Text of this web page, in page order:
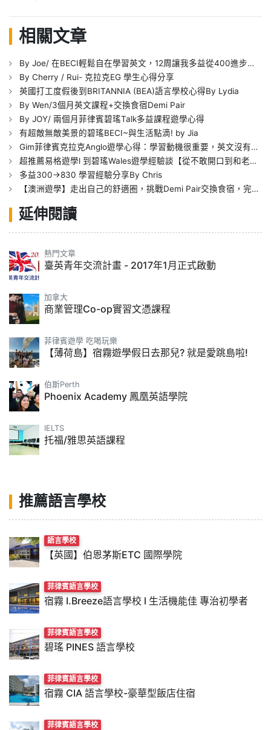
相關文章
By Joe/ 在BECI輕鬆自在學習英文，12周讓我多益從400進步到800
By Cherry / Rui- 克拉克EG 學生心得分享
英國打工度假後到BRITANNIA (BEA)語言學校心得By Lydia
By Wen/3個月英文課程+交換食宿Demi Pair
By JOY/ 兩個月菲律賓碧瑤Talk多益課程遊學心得
有超敵無敵美景的碧瑤BECI~與生活點滴! by Jia
Gim菲律賓克拉克Anglo遊學心得：學習動機很重要，英文沒有年齡限制，任何年齡層的人都能夠提升自己
超推薦易格遊學l 到碧瑤Wales遊學經驗談【從不敢開口到和老師說的有說有笑，這種成就感讓我對英文更有信心、有自信】
多益300->830 學習經驗分享By Chris
【澳洲遊學】走出自己的舒適圈，挑戰Demi Pair交換食宿，完成澳洲遊學夢~
延伸閱讀
熱門文章
臺英青年交流計畫 - 2017年1月正式啟動
加拿大
商業管理Co-op實習文憑課程
菲律賓遊學 吃喝玩樂
【薄荷島】宿霧遊學假日去那兒? 就是愛跳島啦!
伯斯Perth
Phoenix Academy 鳳凰英語學院
IELTS
托福/雅思英語課程
推薦語言學校
語言學校
【英國】伯恩茅斯ETC 國際學院
菲律賓語言學校
宿霧 I.Breeze語言學校 l 生活機能佳 專治初學者
菲律賓語言學校
碧瑤 PINES 語言學校
菲律賓語言學校
宿霧 CIA 語言學校-豪華型飯店住宿
菲律賓語言學校